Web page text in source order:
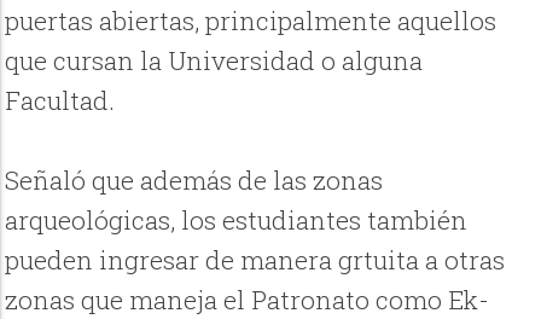
puertas abiertas, principalmente aquellos
que cursan la Universidad o alguna
Facultad.
Señaló que además de las zonas
arqueológicas, los estudiantes también
pueden ingresar de manera grtuita a otras
zonas que maneja el Patronato como Ek-